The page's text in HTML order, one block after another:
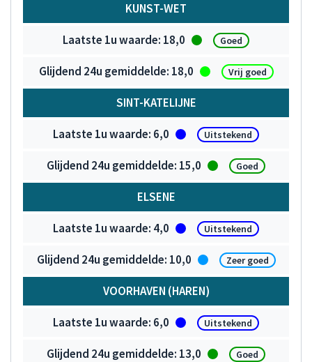
KUNST-WET
18,0 Goed
18,0 Vrij goed
SINT-KATELIJNE
6,0 Uitstekend
15,0 Goed
ELSENE
4,0 Uitstekend
10,0 Zeer goed
VOORHAVEN (HAREN)
6,0 Uitstekend
13,0 Goed